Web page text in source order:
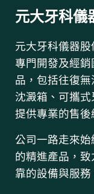
元大牙科儀
元大牙科儀器股
專門開發及經
品，包括往復
沈澱箱、可攜
提供專業的售後
公司一路走來
的精進產品，
靠的設備與服務